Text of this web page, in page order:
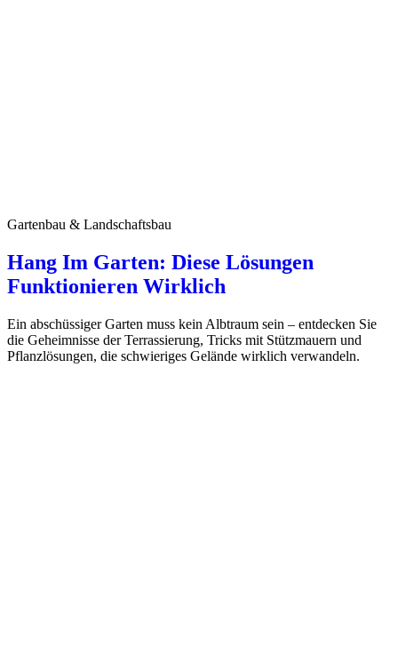
Gartenbau & Landschaftsbau
Hang Im Garten: Diese Lösungen
Funktionieren Wirklich
Ein abschüssiger Garten muss kein Albtraum sein – entdecken Sie
die Geheimnisse der Terrassierung, Tricks mit Stützmauern und
Pflanzlösungen, die schwieriges Gelände wirklich verwandeln.